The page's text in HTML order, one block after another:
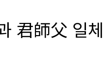
君師父 일